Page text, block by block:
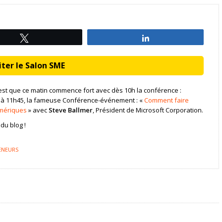
le Salon SME
que ce matin commence fort avec dès 10h la conférence :
11h45, la fameuse Conférence-événement : «Comment faire
» avec Steve Ballmer, Président de Microsoft Corporation.
blog !